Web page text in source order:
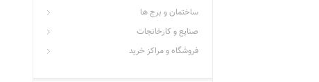
ساختمان و برج ها
صنایع و کارخانجات
فروشگاه و مراکز خرید